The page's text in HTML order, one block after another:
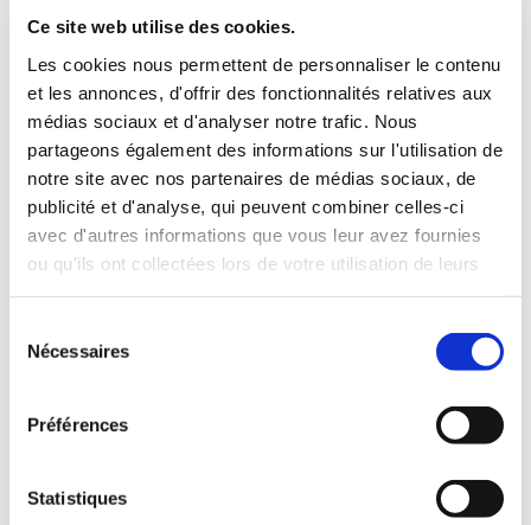
Ce site web utilise des cookies.
Les cookies nous permettent de personnaliser le contenu
et les annonces, d'offrir des fonctionnalités relatives aux
médias sociaux et d'analyser notre trafic. Nous
partageons également des informations sur l'utilisation de
notre site avec nos partenaires de médias sociaux, de
publicité et d'analyse, qui peuvent combiner celles-ci
avec d'autres informations que vous leur avez fournies
ou qu'ils ont collectées lors de votre utilisation de leurs
Nécessaires
Préférences
Statistiques
INCLUS À LA LOCATION
Killométrage illimité
Assurance tous risques (hors franchise)
Carburant : plein à rendre plein
CONDITIONS DE LOCATION
Age minimum :20 ans
Années de permis :2 ans
ASSURANCE